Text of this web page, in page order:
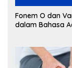
Fonem O dan
dalam Bahasa